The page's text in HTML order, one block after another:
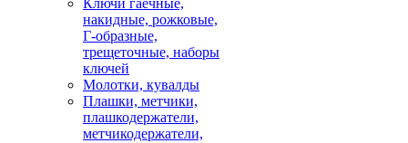
Ключи гаечные,
накидные, рожковые,
Г-образные,
трещеточные, наборы
ключей
Молотки, кувалды
Плашки, метчики,
плашкодержатели,
метчикодержатели,